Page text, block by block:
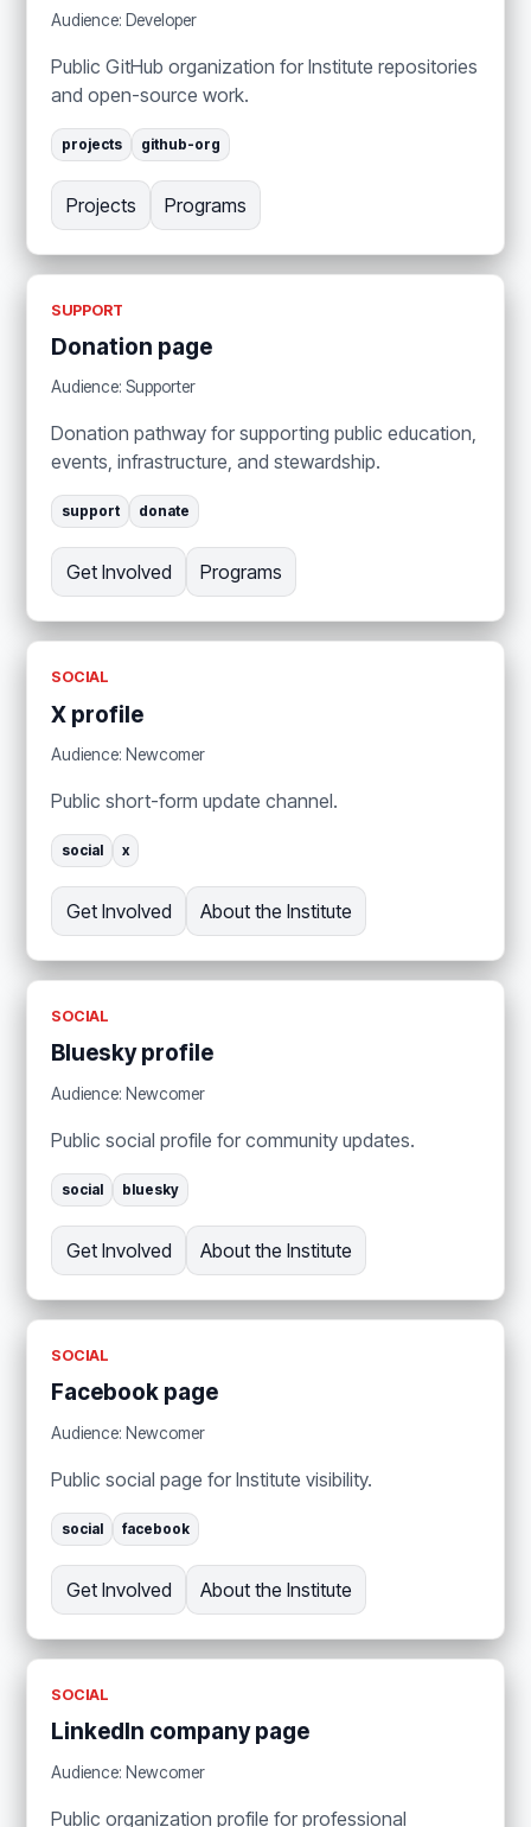
Audience: Developer
Public GitHub organization for Institute repositories
and open-source work.
projects github-org
Projects Programs
SUPPORT
Donation page
Audience: Supporter
Donation pathway for supporting public education,
events, infrastructure, and stewardship.
support donate
Get Involved Programs
SOCIAL
X profile
Audience: Newcomer
Public short-form update channel.
social x
Get Involved About the Institute
SOCIAL
Bluesky profile
Audience: Newcomer
Public social profile for community updates.
social bluesky
Get Involved About the Institute
SOCIAL
Facebook page
Audience: Newcomer
Public social page for Institute visibility.
social facebook
Get Involved About the Institute
SOCIAL
LinkedIn company page
Audience: Newcomer
Public organization profile for professional